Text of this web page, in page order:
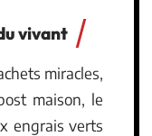
vivant
miracles,
maison, le
engrais verts